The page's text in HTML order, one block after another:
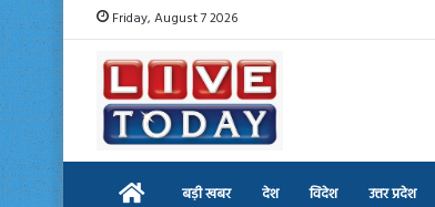
Friday, August 7 2026
Home बड़ी खबर देश विदेश उत्तर प्रदेश